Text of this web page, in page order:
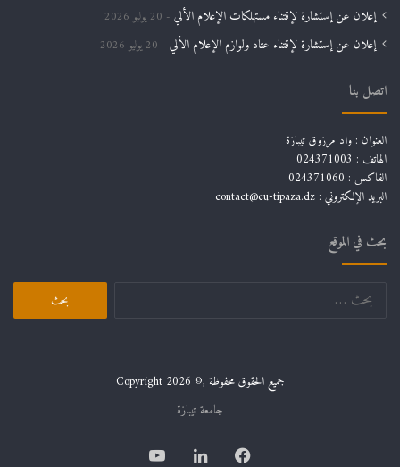
إعلان عن إستشارة لإقتناء مستهلكات الإعلام الألي 20 يوليو 2026
إعلان عن إستشارة لإقتناء عتاد ولوازم الإعلام الألي 20 يوليو 2026
اتصل بنا
العنوان : واد مرزوق تيبازة
الهاتف : 024371003
الفاكس : 024371060
البريد الإلكتروني : contact@cu-tipaza.dz
بحث في الموقع
البحث
جميع الحقوق محفوظة ,© Copyright 2026
جامعة تيبازة
فيسبوكلينكدإن يوتيوب